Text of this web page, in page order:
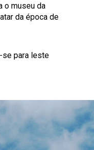
o museu da
da época de
se para leste